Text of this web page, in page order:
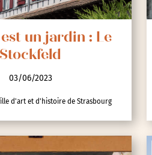
Val-de-Marne (94)
Yvelines (78)
un jardin : Le
Stockfeld
03/06/2023
d'art et d'histoire de Strasbourg